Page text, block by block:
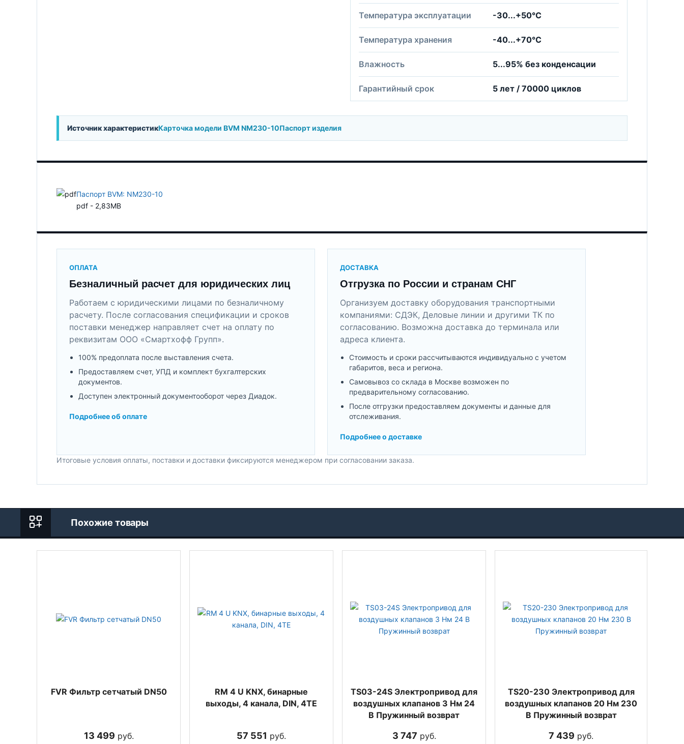
Температура эксплуатации -30...+50°С
Температура хранения -40...+70°С
Влажность 5...95% без конденсации
Гарантийный срок 5 лет / 70000 циклов
Источник характеристикКарточка модели BVM NM230-10Паспорт изделия
Паспорт BVM: NM230-10
pdf - 2,83MB
ОПЛАТА
Безналичный расчет для юридических лиц
Работаем с юридическими лицами по безналичному
расчету. После согласования спецификации и сроков
поставки менеджер направляет счет на оплату по
реквизитам ООО «Смартхофф Групп».
100% предоплата после выставления счета.
Предоставляем счет, УПД и комплект бухгалтерских
документов.
Доступен электронный документооборот через Диадок.
Подробнее об оплате
ДОСТАВКА
Отгрузка по России и странам СНГ
Организуем доставку оборудования транспортными
компаниями: СДЭК, Деловые линии и другими ТК по
согласованию. Возможна доставка до терминала или
адреса клиента.
Стоимость и сроки рассчитываются индивидуально с учетом
габаритов, веса и региона.
Самовывоз со склада в Москве возможен по
предварительному согласованию.
После отгрузки предоставляем документы и данные для
отслеживания.
Подробнее о доставке
Итоговые условия оплаты, поставки и доставки фиксируются менеджером при согласовании заказа.
Похожие товары
FVR Фильтр сетчатый DN50
13 499 руб.
RM 4 U KNX, бинарные
выходы, 4 канала, DIN, 4TE
57 551 руб.
TS03-24S Электропривод для
воздушных клапанов 3 Нм 24
В Пружинный возврат
3 747 руб.
TS20-230 Электропривод для
воздушных клапанов 20 Нм 230
В Пружинный возврат
7 439 руб.